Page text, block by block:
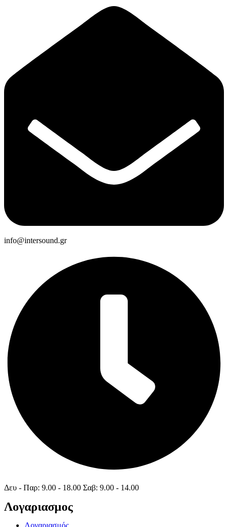
info@intersound.gr
Δευ - Παρ: 9.00 - 18.00 Σαβ: 9.00 - 14.00
Λογαριασμος